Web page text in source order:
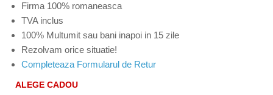
Firma 100% romaneasca
TVA inclus
100% Multumit sau bani inapoi in 15 zile
Rezolvam orice situatie!
Completeaza Formularul de Retur
ALEGE CADOU